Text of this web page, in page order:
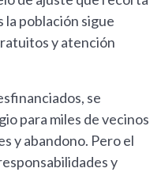
población sigue
y atención
se
para miles de vecinos
y abandono. Pero el
y